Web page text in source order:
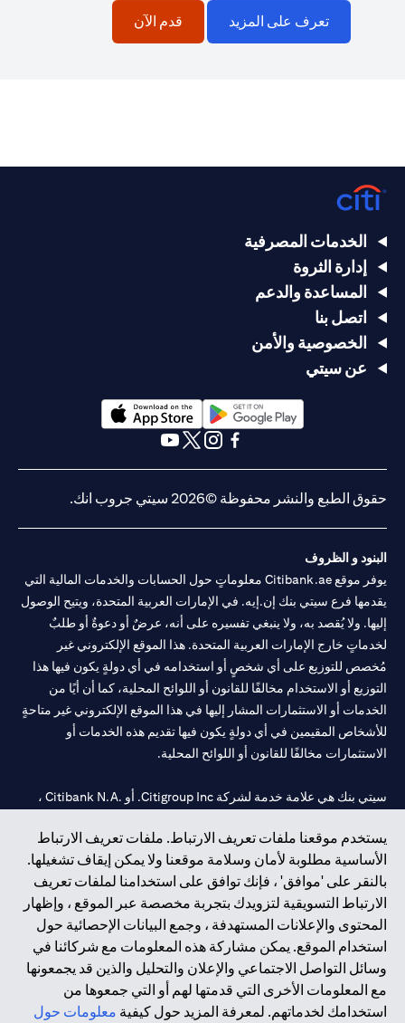
تعرف على المزيد قدم الآن
يستخدم موقعنا ملفات تعريف الارتباط. ملفات تعريف الارتباط
الأساسية مطلوبة لأمان وسلامة موقعنا ولا يمكن إيقاف تشغيلها.
بالنقر على 'موافق' ، فإنك توافق على استخدامنا لملفات تعريف
الارتباط التسويقية لتزويدك بتجربة مخصصة عبر الموقع ، وإظهار
المحتوى والإعلانات المستهدفة ، وجمع البيانات الإحصائية حول
استخدام الموقع. يمكن مشاركة هذه المعلومات مع شركائنا في
وسائل التواصل الاجتماعي والإعلان والتحليل والذين قد يجمعونها
مع المعلومات الأخرى التي قدمتها لهم أو التي جمعوها من
استخدامك لخدماتهم. لمعرفة المزيد حول كيفية معلومات حول
الخدمات المصرفية
إدارة الثروة
المساعدة والدعم
اتصل بنا
الخصوصية والأمن
عن سيتي
opens in a new tab
opens in a new tab
حقوق الطبع والنشر محفوظة ©2026 سيتي جروب انك.
البنود و الظروف
يوفر موقع Citibank.ae معلوماتٍ حول الحسابات والخدمات المالية التي
يقدمها فرع سيتي بنك إن.إيه. في الإمارات العربية المتحدة، ويتيح الوصول
إليها. ولا يُقصد به، ولا ينبغي تفسيره على أنه، عرضٌ أو دعوةٌ أو طلبٌ
لخدماتٍ خارج الإمارات العربية المتحدة. هذا الموقع الإلكتروني غير
مُخصص للتوزيع على أي شخصٍ أو استخدامه في أي دولةٍ يكون فيها هذا
التوزيع أو الاستخدام مخالفًا للقانون أو اللوائح المحلية، كما أن أيًا من
الخدمات أو الاستثمارات المشار إليها في هذا الموقع الإلكتروني غير متاحةٍ
للأشخاص المقيمين في أي دولةٍ يكون فيها تقديم هذه الخدمات أو
الاستثمارات مخالفًا للقانون أو اللوائح المحلية.
سيتي بنك هي علامة خدمة لشركة Citigroup Inc. أو .Citibank N.A ،
سيتي بنك إن. إيه. الإمارات مسجل لدى مصرف الإمارات المركزي تحت
أرقام التراخيص 202563 لفرع الوصل في دبي، 531989 لفرع مول
الإمارات في دبي، و CN-1002019 لفرع أبوظبي. هاتف: 4000 311 04.
فرع سيتي بنك إن إيه - الإمارات العربية المتحدة مرخص من مصرف
الإمارات العربية المتحدة المركزي كفرع لبنك أجنبي.
سيتي بنك إن إيه الإمارات العربية المتحدة مرخص من هيئة الأوراق المالية
والسلع في الإمارات العربية المتحدة ("SCA") للقيام بالنشاط المالي لـ أ)
الاستشارات المالية والتعريف والترويج بموجب ترخيص رقم